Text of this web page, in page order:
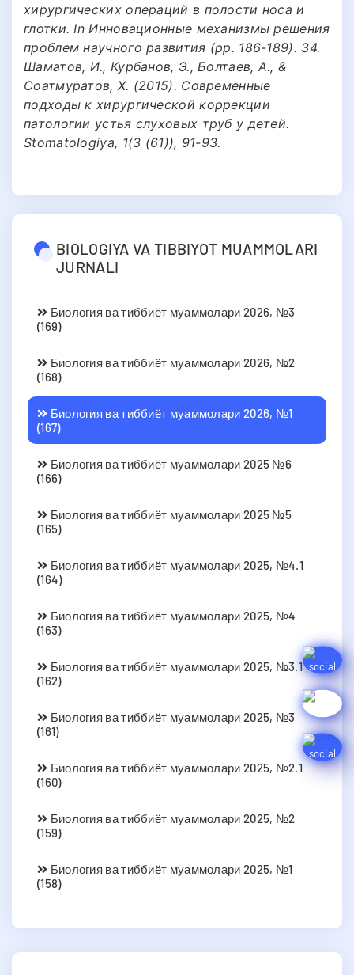
хирургических операций в полости носа и
глотки. In Инновационные механизмы решения
проблем научного развития (pp. 186-189). 34.
Шаматов, И., Курбанов, Э., Болтаев, А., &
Соатмуратов, Х. (2015). Современные
подходы к хирургической коррекции
патологии устья слуховых труб у детей.
Stomatologiya, 1(3 (61)), 91-93.
BIOLOGIYA VA TIBBIYOT MUAMMOLARI
JURNALI
Биология ва тиббиёт муаммолари 2026, №3
(169)
Биология ва тиббиёт муаммолари 2026, №2
(168)
Биология ва тиббиёт муаммолари 2026, №1
(167)
Биология ва тиббиёт муаммолари 2025 №6
(166)
Биология ва тиббиёт муаммолари 2025 №5
(165)
Биология ва тиббиёт муаммолари 2025, №4.1
(164)
Биология ва тиббиёт муаммолари 2025, №4
(163)
Биология ва тиббиёт муаммолари 2025, №3.1
(162)
Биология ва тиббиёт муаммолари 2025, №3
(161)
Биология ва тиббиёт муаммолари 2025, №2.1
(160)
Биология ва тиббиёт муаммолари 2025, №2
(159)
Биология ва тиббиёт муаммолари 2025, №1
(158)